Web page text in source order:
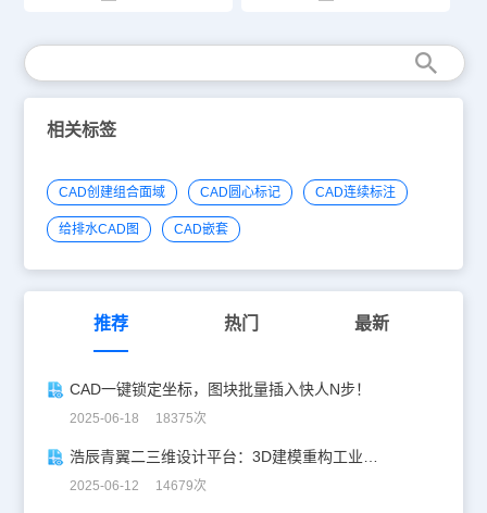
相关标签
CAD创建组合面域 CAD圆心标记 CAD连续标注
给排水CAD图 CAD嵌套
推荐 热门 最新
CAD一键锁定坐标，图块批量插入快人N步！
2025-06-18 18375次
2025-06-12 14679次